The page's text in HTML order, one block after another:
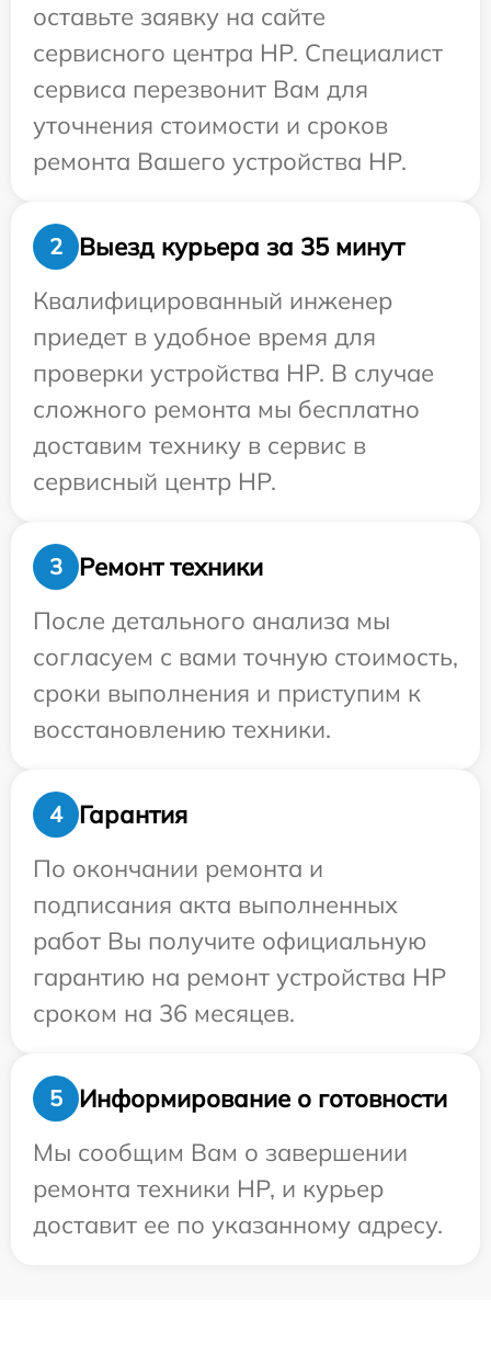
оставьте заявку на сайте
сервисного центра HP. Специалист
сервиса перезвонит Вам для
уточнения стоимости и сроков
ремонта Вашего устройства HP.
2
Выезд курьера за 35 минут
Квалифицированный инженер
приедет в удобное время для
проверки устройства HP. В случае
сложного ремонта мы бесплатно
доставим технику в сервис в
сервисный центр HP.
3
Ремонт техники
После детального анализа мы
согласуем с вами точную стоимость,
сроки выполнения и приступим к
восстановлению техники.
4
Гарантия
По окончании ремонта и
подписания акта выполненных
работ Вы получите официальную
гарантию на ремонт устройства HP
сроком на 36 месяцев.
5
Информирование о готовности
Мы сообщим Вам о завершении
ремонта техники HP, и курьер
доставит ее по указанному адресу.